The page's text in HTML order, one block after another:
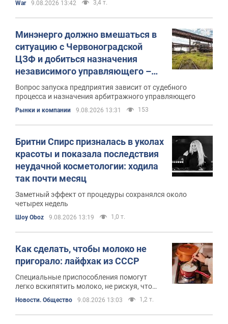
War 9.08.2026 13:42 3,4 т.
Минэнерго должно вмешаться в
ситуацию с Червоноградской
ЦЗФ и добиться назначения
независимого управляющего –
депутат
Вопрос запуска предприятия зависит от судебного
процесса и назначения арбитражного управляющего
Рынки и компании 9.08.2026 13:31 153
Бритни Спирс призналась в уколах
красоты и показала последствия
неудачной косметологии: ходила
так почти месяц
Заметный эффект от процедуры сохранялся около
четырех недель
Шоу Oboz 9.08.2026 13:19 1,0 т.
Как сделать, чтобы молоко не
пригорало: лайфхак из СССР
Специальные приспособления помогут
легко вскипятить молоко, не рискуя, что
Новости. Общество 9.08.2026 13:03 1,2 т.